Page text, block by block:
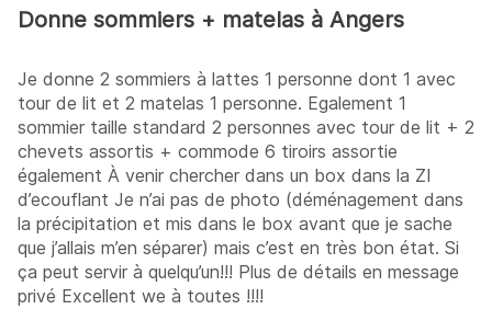
Donne sommiers + matelas à Angers
Je donne 2 sommiers à lattes 1 personne dont 1 avec
tour de lit et 2 matelas 1 personne. Egalement 1
sommier taille standard 2 personnes avec tour de lit + 2
chevets assortis + commode 6 tiroirs assortie
également À venir chercher dans un box dans la ZI
d’ecouflant Je n’ai pas de photo (déménagement dans
la précipitation et mis dans le box avant que je sache
que j’allais m’en séparer) mais c’est en très bon état. Si
ça peut servir à quelqu’un!!! Plus de détails en message
privé Excellent we à toutes !!!!